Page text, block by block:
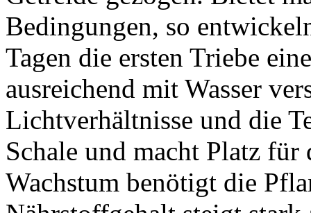
Bedingungen, so
Tagen die ersten Triebe
ausreichend mit Wasser
Lichtverhältnisse und die
Schale und macht Platz
Wachstum benötigt die